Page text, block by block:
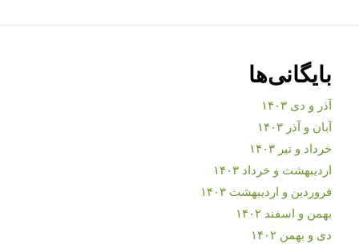
بایگانی‌ها
آذر و دی ۱۴۰۳
آبان و آذر ۱۴۰۳
خرداد و تیر ۱۴۰۳
اردیبهشت و خرداد ۱۴۰۳
فروردین و اردیبهشت ۱۴۰۳
بهمن و اسفند ۱۴۰۲
دی و بهمن ۱۴۰۲